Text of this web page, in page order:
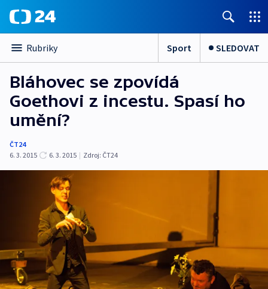
Rubriky Sport SLEDOVAT
Bláhovec se zpovídá
Goethovi z incestu. Spasí ho
umění?
ČT24
6. 3. 2015
6. 3. 2015 | Zdroj: ČT24